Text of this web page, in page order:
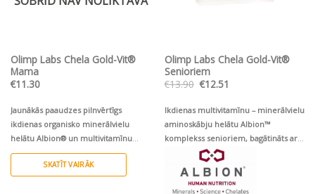
Olimp Labs Chela Gold-Vit®
Mama
€11.30
Jaunākās paaudzes pilnvērtīgs
ikdienas organisko minerālvielu
helātu Albion® un multivitamīnu
bioaktīvs komplekss sievietes un
gaidāmā mazuļa veselībai
SKATĪT VAIRĀK
Olimp Labs Chela Gold-Vit®
Senioriem
€13.90 Original
price
€13.90.
€12.51
€12.51.
Ikdienas multivitamīnu – minerālvielu
aminoskābju helātu Albion™
komplekss senioriem, bagātināts ar
luteīnu, Korejas ženšeņ un augu
sterīniem